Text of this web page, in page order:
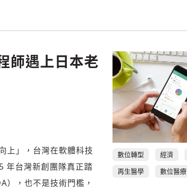
數位轉型 經濟
再生醫學
數位醫療
師遇上日本老
上」，台灣在軟體科技
年台灣新創團隊真正踏
），也不是技術門檻，